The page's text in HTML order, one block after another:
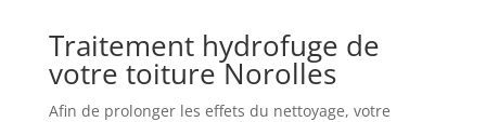
Traitement hydrofuge de
votre toiture Norolles
Afin de prolonger les effets du nettoyage, votre